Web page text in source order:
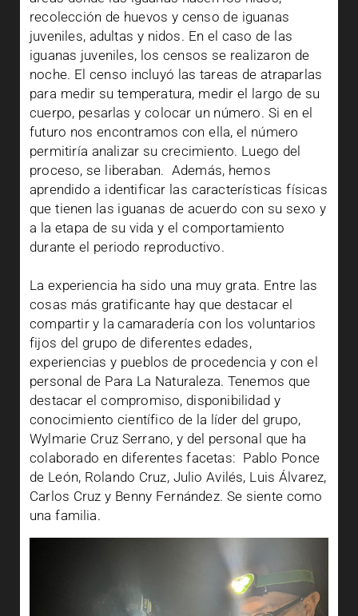
recolección de huevos y censo de iguanas
juveniles, adultas y nidos. En el caso de las
iguanas juveniles, los censos se realizaron de
noche. El censo incluyó las tareas de atraparlas
para medir su temperatura, medir el largo de su
cuerpo, pesarlas y colocar un número. Si en el
futuro nos encontramos con ella, el número
permitiría analizar su crecimiento. Luego del
proceso, se liberaban. Además, hemos
aprendido a identificar las características físicas
que tienen las iguanas de acuerdo con su sexo y
a la etapa de su vida y el comportamiento
durante el periodo reproductivo.
La experiencia ha sido una muy grata. Entre las
cosas más gratificante hay que destacar el
compartir y la camaradería con los voluntarios
fijos del grupo de diferentes edades,
experiencias y pueblos de procedencia y con el
personal de Para La Naturaleza. Tenemos que
destacar el compromiso, disponibilidad y
conocimiento científico de la líder del grupo,
Wylmarie Cruz Serrano, y del personal que ha
colaborado en diferentes facetas: Pablo Ponce
de León, Rolando Cruz, Julio Avilés, Luis Álvarez,
Carlos Cruz y Benny Fernández. Se siente como
una familia.